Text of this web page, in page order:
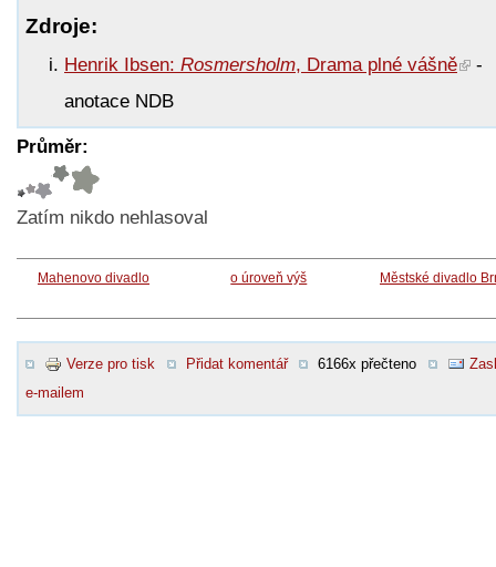
Zdroje:
Henrik Ibsen: Rosmersholm, Drama plné vášně
-
anotace NDB
Průměr:
Zatím nikdo nehlasoval
Mahenovo divadlo o úroveň výš Městské divadlo
Verze pro tisk Přidat komentář 6166x přečteno
e-mailem